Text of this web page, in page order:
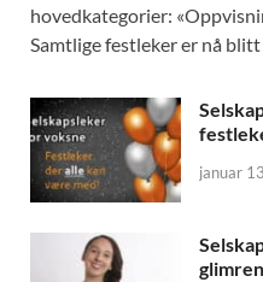
hovedkategorier:
Samtlige festleker er nå
januar